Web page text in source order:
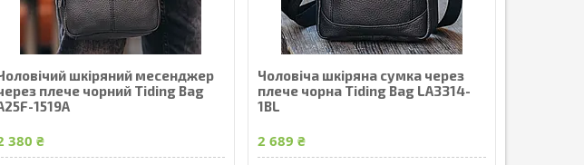
шкіряний месенджер
плече чорний Tiding Bag
1519A
380 ₴
Чоловіча шкіряна сумка через
плече чорна Tiding Bag LA3314-
1BL
2 689 ₴